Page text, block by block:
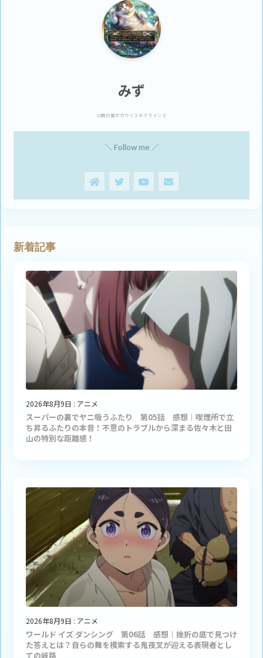
みず
23歳の猫がカワイスギクライシス
＼ Follow me ／
新着記事
2026年8月9日 : アニメ
スーパーの裏でヤニ吸うふたり 第05話 感想｜喫煙所で立
ち昇るふたりの本音！不意のトラブルから深まる佐々木と田
山の特別な距離感！
2026年8月9日 : アニメ
ワールド イズ ダンシング 第06話 感想｜挫折の底で見つけ
た答えとは？自らの舞を模索する鬼夜叉が迎える表現者とし
ての岐路